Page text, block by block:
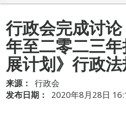
行政会完成讨
年至二零二三
展计划》行政
来源：
行政会
发布日期：
2020年8月28日